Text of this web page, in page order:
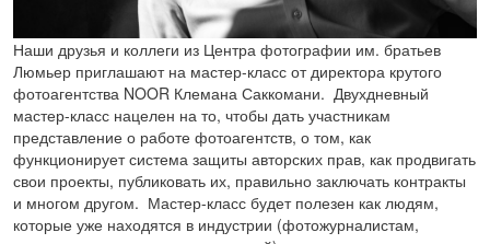
Наши друзья и коллеги из Центра фотографии им. братьев
Люмьер приглашают на мастер-класс от директора крутого
фотоагентства NOOR Клемана Саккомани. Двухдневный
мастер-класс нацелен на то, чтобы дать участникам
представление о работе фотоагентств, о том, как
функционирует система защиты авторских прав, как продвигать
свои проекты, публиковать их, правильно заключать контракты
и многом другом. Мастер-класс будет полезен как людям,
которые уже находятся в индустрии (фотожурналистам,